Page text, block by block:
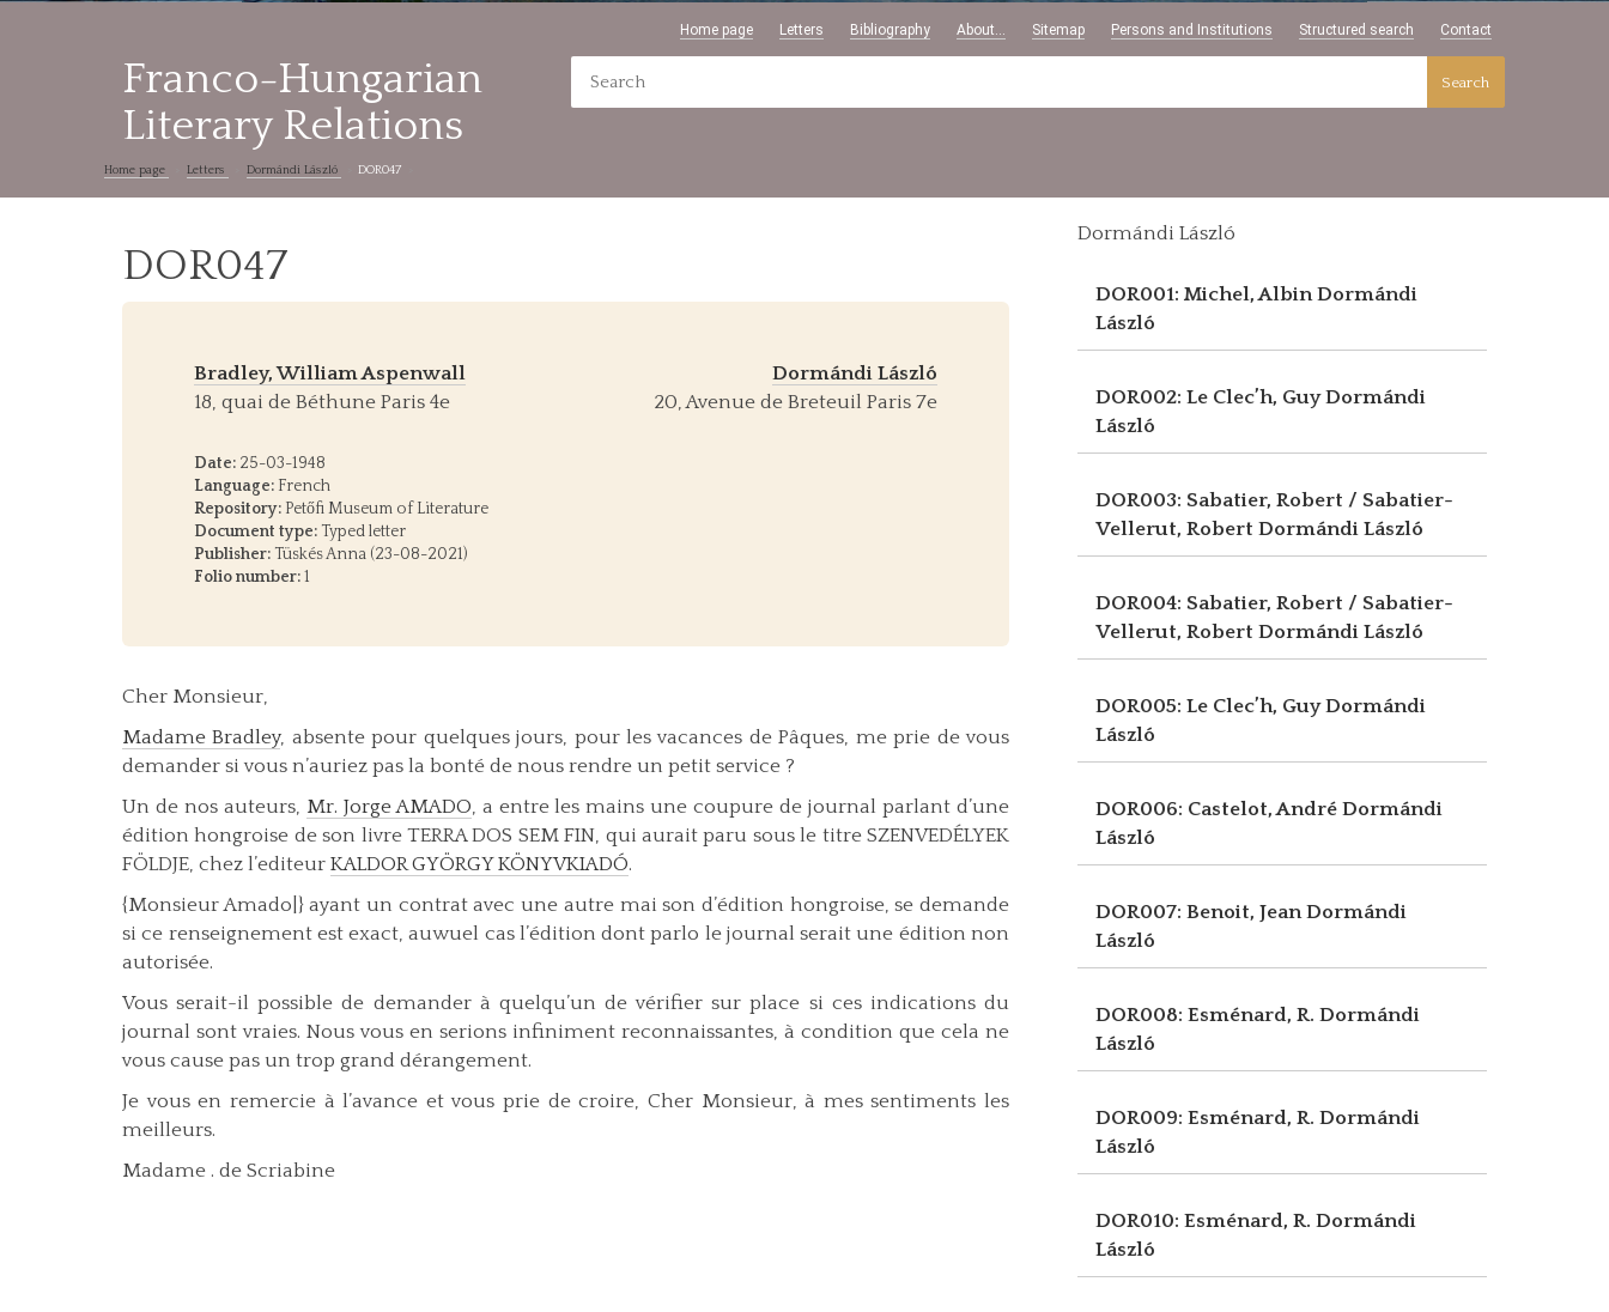
Home page Letters Bibliography About... Sitemap Persons and Institutions Structured search Contact
Franco-Hungarian
Literary Relations
Search
Home page Letters Dormándi László DOR047
DOR047
Bradley, William Aspenwall
Dormándi László
18, quai de Béthune Paris 4e
20, Avenue de Breteuil Paris 7e
Date: 25-03-1948
Language: French
Repository: Petőfi Museum of Literature
Document type: Typed letter
Publisher: Tüskés Anna (23-08-2021)
Folio number:1
Cher Monsieur,
Madame Bradley, absente pour quelques jours, pour les vacances de Pâques, me prie de vous
demander si vous n’auriez pas la bonté de nous rendre un petit service ?
Un de nos auteurs, Mr. Jorge AMADO, a entre les mains une coupure de journal parlant d’une
édition hongroise de son livre TERRA DOS SEM FIN, qui aurait paru sous le titre SZENVEDÉLYEK
FÖLDJE, chez l’editeur KALDOR GYÖRGY KÖNYVKIADÓ.
{Monsieur Amado|} ayant un contrat avec une autre mai son d’édition hongroise, se demande
si ce renseignement est exact, auwuel cas l’édition dont parlo le journal serait une édition non
autorisée.
Vous serait-il possible de demander à quelqu’un de vérifier sur place si ces indications du
journal sont vraies. Nous vous en serions infiniment reconnaissantes, à condition que cela ne
vous cause pas un trop grand dérangement.
Je vous en remercie à l’avance et vous prie de croire, Cher Monsieur, à mes sentiments les
meilleurs.
Madame . de Scriabine
Dormándi László
DOR001: Michel, AlbinDormándi
László
DOR002: Le Clec’h, GuyDormándi
László
DOR003: Sabatier, Robert / Sabatier-
Vellerut, Robert Dormándi László
DOR004: Sabatier, Robert / Sabatier-
Vellerut, Robert Dormándi László
DOR005: Le Clec’h, GuyDormándi
László
DOR006: Castelot, André Dormándi
László
DOR007: Benoit, JeanDormándi
László
DOR008: Esménard, R. Dormándi
László
DOR009: Esménard, R. Dormándi
László
DOR010: Esménard, R. Dormándi
László